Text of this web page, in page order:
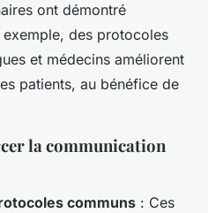
ont démontré
exemple, des protocoles
et médecins améliorent
patients, au bénéfice de
la communication
communs : Ces